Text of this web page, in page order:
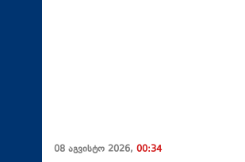
08 აგვისტო 2026, 00:34